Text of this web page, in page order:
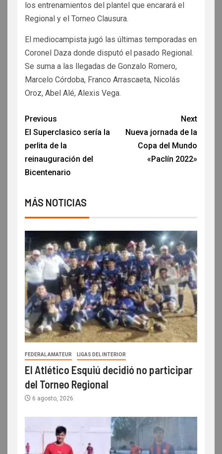
los entrenamientos del plantel que encarará el
Regional y el Torneo Clausura.
El mediocampista jugó las últimas temporadas en
Coronel Daza donde disputó el pasado Regional.
Se suma a las llegadas de Gonzalo Romero,
Marcelo Córdoba, Franco Arrascaeta, Nicolás
Oroz, Abel Alé, Alexis Vega.
Previous
El Superclasico sería la
perlita de la
reinauguración del
Bicentenario
Next
Nueva jornada de la
Copa del Mundo
«Paclín 2022»
MÁS NOTICIAS
FEDERAL AMATEUR LIGAS DEL INTERIOR
El Atlético Esquiú decidió no participar
del Torneo Regional
6 agosto, 2026